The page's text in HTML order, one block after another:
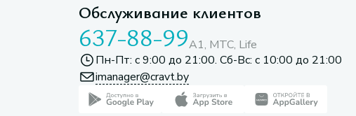
Обслуживание клиентов
637-88-99A1, МТС, Life
Пн-Пт: с 9:00 до 21:00. Сб-Вс: с 10:00 до 21:00
imanager@cravt.by